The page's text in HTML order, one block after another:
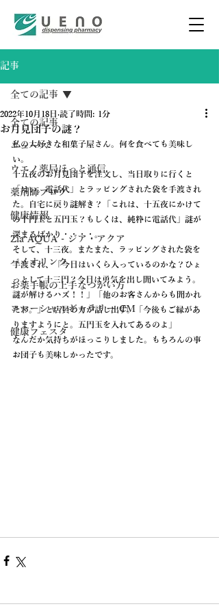
記事
全ての記事
ニュース
ウエノ薬局ほっと通信
薬剤師ブログ
健康情報
Zia AQUA - ジア・アクア
バイオリンク
お薬手帳の上手なつかい方
コマーシャルギャラリー CM
健康フェスタ
全ての記事
お月見団子の謎？
2022年10月18日 読了時間: 1分
私の大好きな和菓子屋さん。何を食べても美味し
い。
十五夜のお月見団子を注文し、当日取りに行くと
「はい。電話代」とラッピングされた袋を手渡され
た。自宅に戻り謎解き？「これは、十五夜にかけて
の十円玉と五円玉？もしくは、純粋に電話代」謎が
深まるばかり・・・・。
そして、十三夜。またまた、ラッピングされた袋を
手渡され、「今日はいくら入っているのかな？ひょ
っとして十三円？今日は勇気を出し聞いてみよう。
謎が解けるハズ！！」「他のお客さんからも聞かれ
たわ。」と店員の方が話し出す。「今後もご縁があ
りますようにと。五円玉を入れてあるのよ」
なんだか気持ちがほっこりしました。もちろんの事
お団子も美味しかったです。